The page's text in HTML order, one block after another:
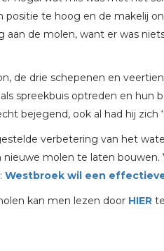
positie te hoog en de makelij
de molen, want er was
de drie schepenen en
spreekbuis optreden en hun
bejegend, ook al had hij zich
verbetering van het
molen te laten bouwen.
Westbroek wil een
kan men lezen door HIER